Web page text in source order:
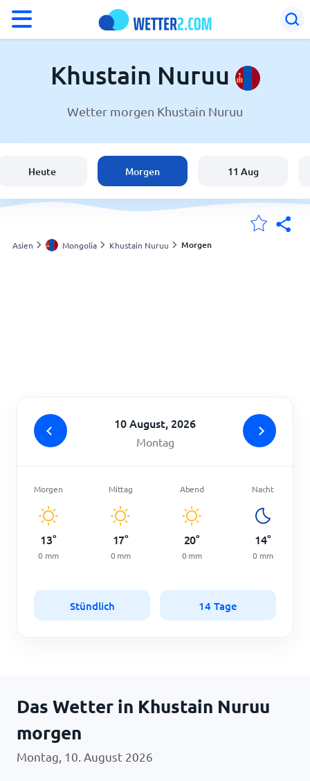
°C
Wetter in Khustain Nuruu
Schweiz
Deutschland
Khustain Nuruu
Wetter morgen Khustain Nuruu
Heute Morgen 11 Aug
Asien Mongolia Khustain Nuruu Morgen
10 August, 2026
Montag
Morgen
13°
0 mm
Mittag
17°
0 mm
Abend
20°
0 mm
Nacht
14°
0 mm
Stündlich 14 Tage
Das Wetter in Khustain Nuruu
morgen
Montag, 10. August 2026